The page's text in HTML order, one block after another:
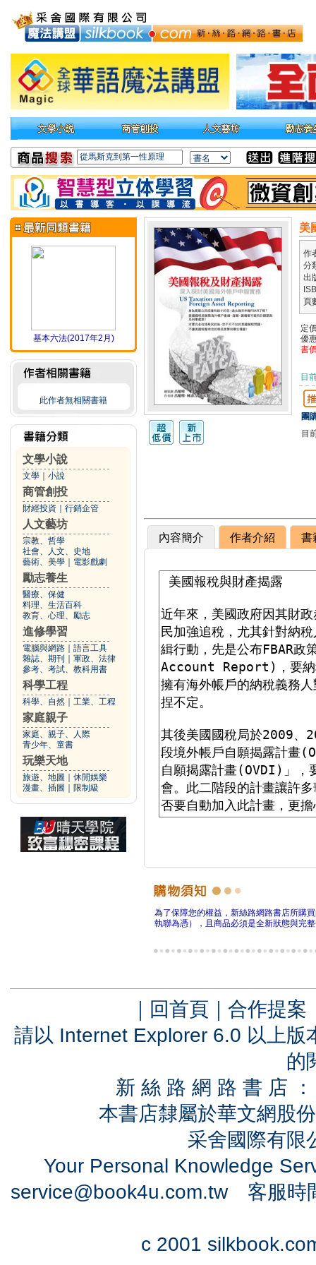
基本六法(2017年2月)
此作者無相關書籍
文學小說
文學 小說
商管創投
財經投資 行銷企管
人文藝坊
宗教、哲學
社會、人文、史地
藝術、美學
電影戲劇
勵志養生
醫療、保健
料理、生活百科
教育、心理、勵志
進修學習
電腦與網路
語言工具
雜誌、期刊
軍政、法律
參考、考試、教科用書
科學工程
科學、自然 工業、工程
家庭親子
家庭、親子、人際
青少年、童書
玩樂天地
旅遊、地圖
休閒娛樂
漫畫、插圖
限制級
美
作
分
出
頁
定
優
書
目
團
目
內容簡介 作者介紹 書
為了保障您的權益，新絲路網路書店所購
執聯為憑），且商品必須是全新狀態與完
｜ 回首頁 ｜ 合作提案
請以 Internet Explorer 6.0 以上
的
新 絲 路 網 路 書 店
本書店隸屬於華文網股
采舍國際有
Your Personal Knowledge
service@book4u.com.tw客服時
c 2001